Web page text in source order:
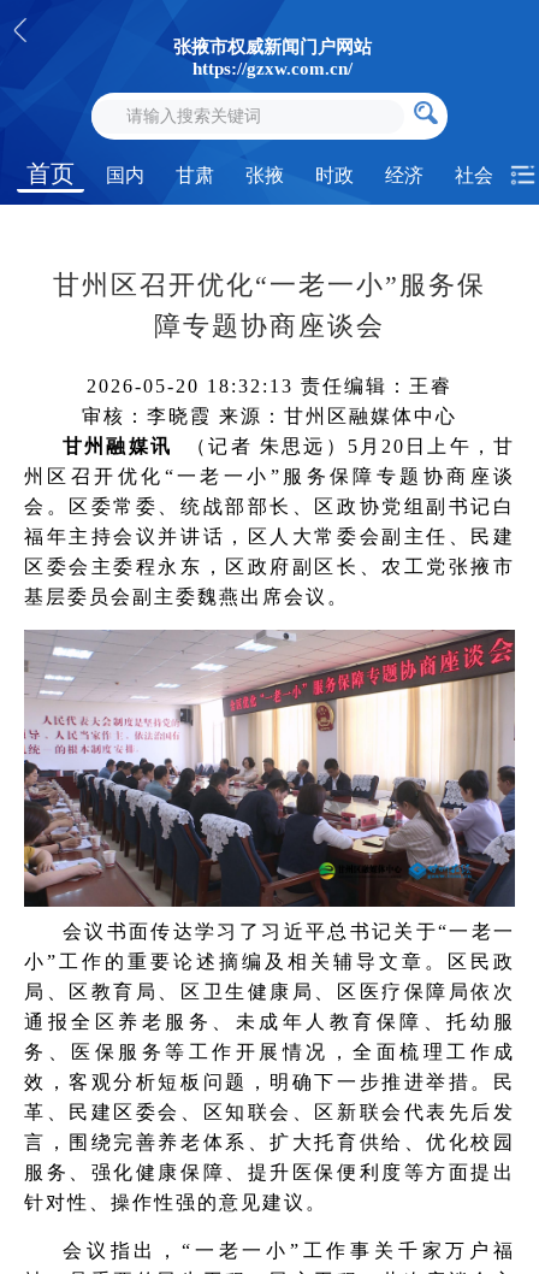
张掖市权威新闻门户网站
https://gzxw.com.cn/
首页 国内 甘肃 张掖 时政 经济 社会
甘州区召开优化“一老一小”服务保
障专题协商座谈会
2026-05-20 18:32:13 责任编辑：王睿
审核：李晓霞 来源：甘州区融媒体中心
甘州融媒讯
（记者 朱思远）5月20日上午，甘
州区召开优化“一老一小”服务保障专题协商座谈
会。区委常委、统战部部长、区政协党组副书记白
福年主持会议并讲话，区人大常委会副主任、民建
区委会主委程永东，区政府副区长、农工党张掖市
基层委员会副主委魏燕出席会议。
会议书面传达学习了习近平总书记关于“一老一
小”工作的重要论述摘编及相关辅导文章。区民政
局、区教育局、区卫生健康局、区医疗保障局依次
通报全区养老服务、未成年人教育保障、托幼服
务、医保服务等工作开展情况，全面梳理工作成
效，客观分析短板问题，明确下一步推进举措。民
革、民建区委会、区知联会、区新联会代表先后发
言，围绕完善养老体系、扩大托育供给、优化校园
服务、强化健康保障、提升医保便利度等方面提出
针对性、操作性强的意见建议。
会议指出，“一老一小”工作事关千家万户福